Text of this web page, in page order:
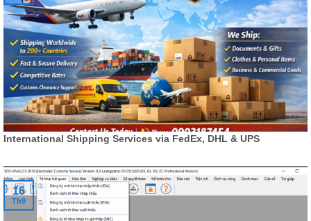
International Shipping Services via FedEx, DHL & UPS
16
Th9